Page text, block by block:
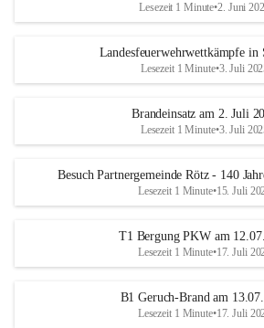
Lesezeit 1 Minute•2. Juni
Landesfeuerwehrwettkämpfe in
Lesezeit 1 Minute•3. Juli
Brandeinsatz am 2. Juli
Lesezeit 1 Minute•3. Juli
Besuch Partnergemeinde Rötz - 140
Lesezeit 1 Minute•15. Juli
T1 Bergung PKW am
Lesezeit 1 Minute•17. Juli
B1 Geruch-Brand am
Lesezeit 1 Minute•17. Juli